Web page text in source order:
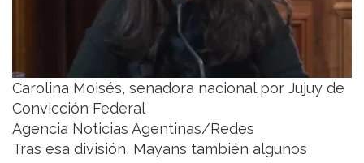
Carolina Moisés, senadora nacional por Jujuy de
Convicción Federal
Agencia Noticias Agentinas/Redes
Tras esa división, Mayans también algunos